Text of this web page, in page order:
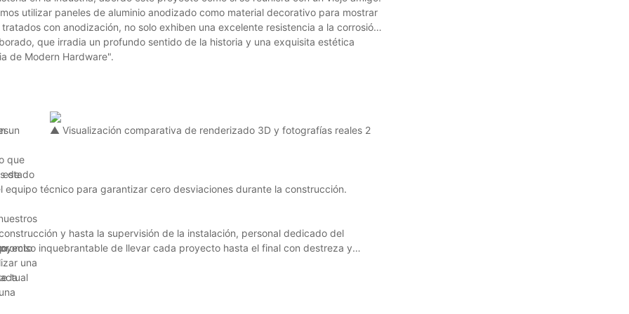
utilizar paneles de aluminio anodizado como material decorativo para mostrar
con anodización, no solo exhiben una excelente resistencia a la corrosión,
que irradia un profundo sentido de la historia y una exquisita estética
de Modern Hardware".
de
la
un
que
estado
una
▲ Visualización comparativa de renderizado 3D y fotografías reales 2
técnico para garantizar cero desviaciones durante la construcción.
y hasta la supervisión de la instalación, personal dedicado del
inquebrantable de llevar cada proyecto hasta el final con destreza y